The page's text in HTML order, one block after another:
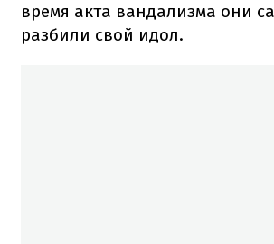
время акта вандализма они
разбили свой идол.